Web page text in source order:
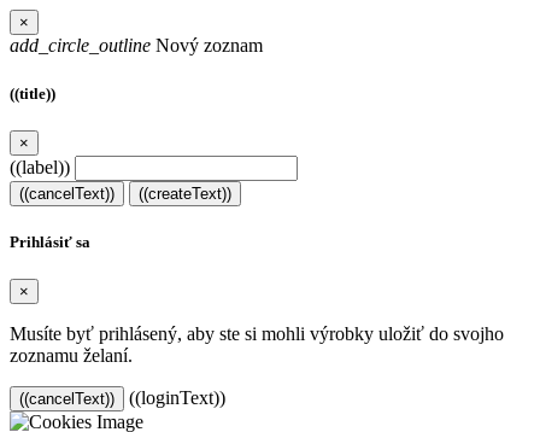
×
add_circle_outline Nový zoznam
((title))
×
((label))
((cancelText)) ((createText))
Prihlásiť sa
×
Musíte byť prihlásený, aby ste si mohli výrobky uložiť do svojho
zoznamu želaní.
((cancelText)) ((loginText))